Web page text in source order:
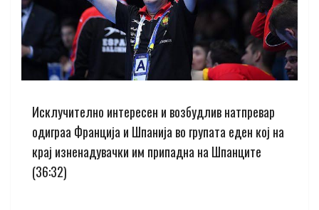
Исклучително интересен и возбудлив натпревар
одиграа Франција и Шпанија во групата еден кој на
крај изненадувачки им припадна на Шпанците
(36:32)